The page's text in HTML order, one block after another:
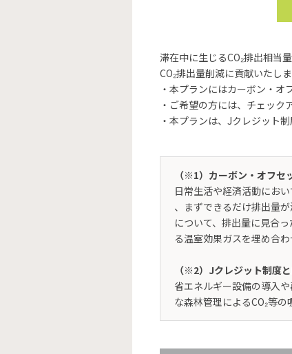
滞在中に生じるCO₂排出相当
CO₂排出量削減に貢献いたしま
・本プランにはカーボン・オ
・ご希望の方には、チェック
・本プランは、Jクレジット
（※1）カーボン・オフセ
日常生活や経済活動にお
、まずできるだけ排出量
について、排出量に見合
る温室効果ガスを埋め合
（※2）Jクレジット制度
省エネルギー設備の導入
な森林管理によるCO₂等